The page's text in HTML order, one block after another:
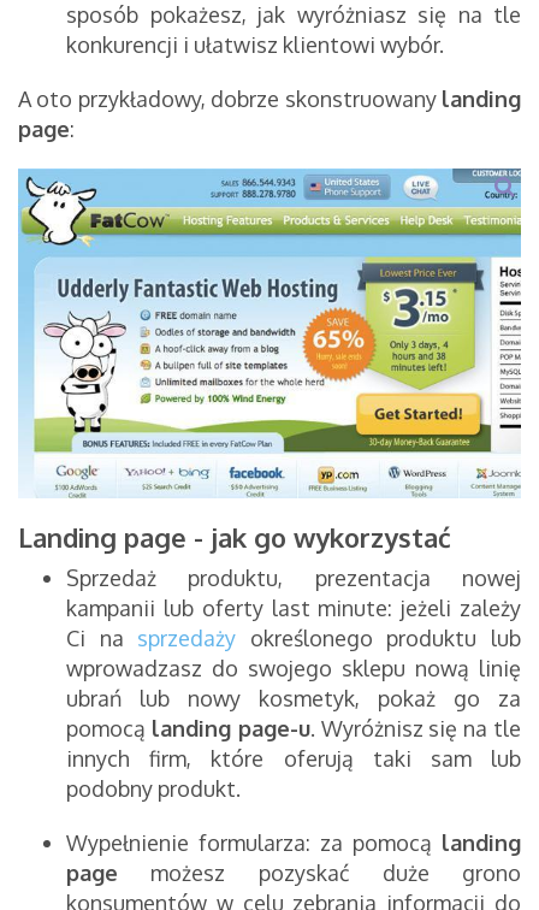
sposób pokażesz, jak wyróżniasz się na tle
konkurencji i ułatwisz klientowi wybór.
A oto przykładowy, dobrze skonstruowany landing
page:
Landing page - jak go wykorzystać
Sprzedaż produktu, prezentacja nowej
kampanii lub oferty last minute: jeżeli zależy
Ci na sprzedaży określonego produktu lub
wprowadzasz do swojego sklepu nową linię
ubrań lub nowy kosmetyk, pokaż go za
pomocą landing page-u. Wyróżnisz się na tle
innych firm, które oferują taki sam lub
podobny produkt.
Wypełnienie formularza: za pomocą landing
page możesz pozyskać duże grono
konsumentów w celu zebrania informacji do